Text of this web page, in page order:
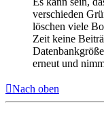
verschieden
löschen viele
Zeit keine
erneut und
Nach oben